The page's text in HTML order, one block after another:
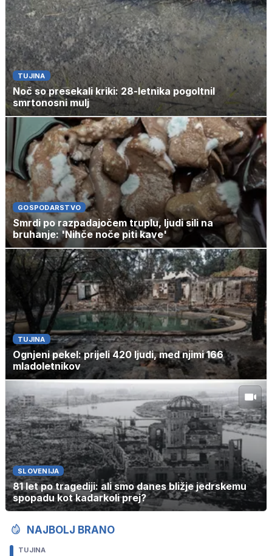
TUJINA
Noč so presekali kriki: 28-letnika pogoltnil
smrtonosni mulj
GOSPODARSTVO
Smrdi po razpadajočem truplu, ljudi sili na
bruhanje: 'Nihče noče piti kave'
TUJINA
Ognjeni pekel: prijeli 420 ljudi, med njimi 166
mladoletnikov
SLOVENIJA
81 let po tragediji: ali smo danes bližje jedrskemu
spopadu kot kadarkoli prej?
NAJBOLJ BRANO
TUJINA